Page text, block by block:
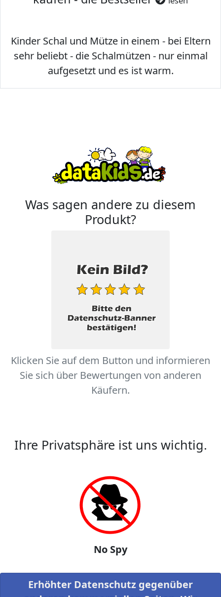
Kinder Schal und Mütze in einem - bei Eltern
sehr beliebt - die Schalmützen - nur einmal
aufgesetzt und es ist warm.
Was sagen andere zu diesem
Produkt?
Klicken Sie auf dem Button und informieren
Sie sich über Bewertungen von anderen
Käufern.
Ihre Privatsphäre ist uns wichtig.
No Spy
Erhöhter Datenschutz gegenüber